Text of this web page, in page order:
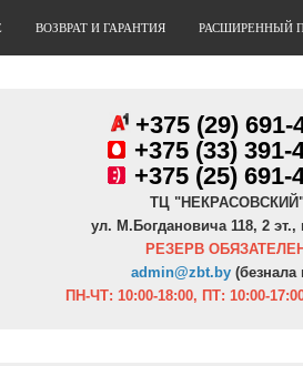
ВОЗВРАТ И ГАРАНТИЯ РАСШИРЕННЫЙ
+375 (29) 691-
+375 (33) 391-
+375 (25) 691-
ТЦ
ул. М.Богдановича 118, 2 эт.,
РЕЗЕРВ
admin@zbt.by (безнала
ПН-ЧТ: 10:00-18:00, ПТ: 10:00-